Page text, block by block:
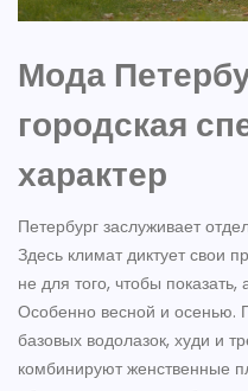
Мода
городская
характер
Петербург заслуживает
Здесь климат диктует свои
не для того, чтобы
Особенно весной и осенью.
базовых водолазок, худи и
комбинируют женственные